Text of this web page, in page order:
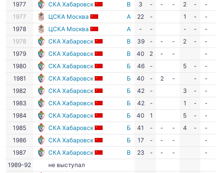
1977
СКА Хабаровск В 3 - - - 2 - -
1977
ЦСКА Москва А 22 - 1 - -
1978
ЦСКА Москва А - - - - -
1978
СКА Хабаровск В 39 - - - 2 - -
1979
СКА Хабаровск В 40 2 - - -
1980
СКА Хабаровск Б 46 - 5 - -
1981
СКА Хабаровск Б 40 - 2 - - -
1982
СКА Хабаровск Б 42 - 3 - -
1983
СКА Хабаровск Б 42 - 1 - -
1984
СКА Хабаровск Б 40 1 5 - -
1985
СКА Хабаровск Б 41 - - - 4 - -
1986
СКА Хабаровск Б 17 - - - -
1987
СКА Хабаровск В 23 - - - -
1989-92
не выступал